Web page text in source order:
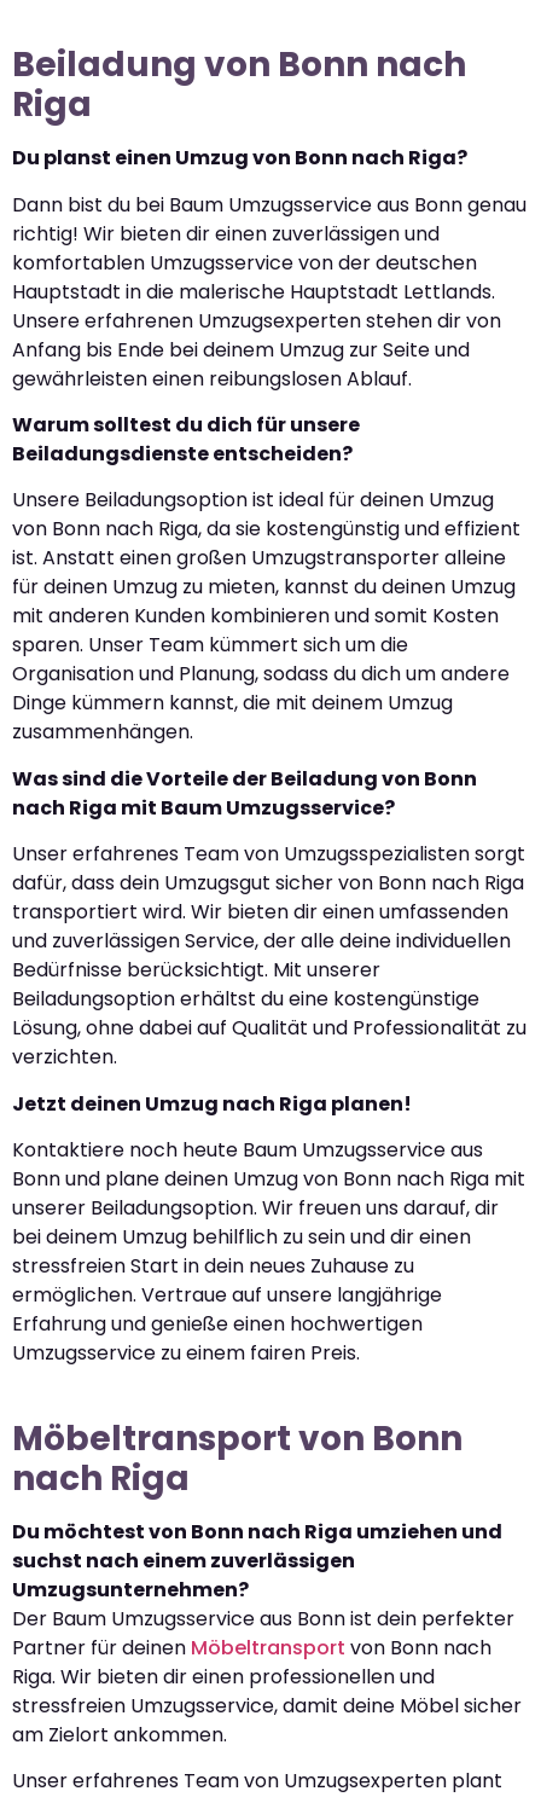
Beiladung von Bonn nach
Riga
Du planst einen Umzug von Bonn nach Riga?
Dann bist du bei Baum Umzugsservice aus Bonn genau
richtig! Wir bieten dir einen zuverlässigen und
komfortablen Umzugsservice von der deutschen
Hauptstadt in die malerische Hauptstadt Lettlands.
Unsere erfahrenen Umzugsexperten stehen dir von
Anfang bis Ende bei deinem Umzug zur Seite und
gewährleisten einen reibungslosen Ablauf.
Warum solltest du dich für unsere
Beiladungsdienste entscheiden?
Unsere Beiladungsoption ist ideal für deinen Umzug
von Bonn nach Riga, da sie kostengünstig und effizient
ist. Anstatt einen großen Umzugstransporter alleine
für deinen Umzug zu mieten, kannst du deinen Umzug
mit anderen Kunden kombinieren und somit Kosten
sparen. Unser Team kümmert sich um die
Organisation und Planung, sodass du dich um andere
Dinge kümmern kannst, die mit deinem Umzug
zusammenhängen.
Was sind die Vorteile der Beiladung von Bonn
nach Riga mit Baum Umzugsservice?
Unser erfahrenes Team von Umzugsspezialisten sorgt
dafür, dass dein Umzugsgut sicher von Bonn nach Riga
transportiert wird. Wir bieten dir einen umfassenden
und zuverlässigen Service, der alle deine individuellen
Bedürfnisse berücksichtigt. Mit unserer
Beiladungsoption erhältst du eine kostengünstige
Lösung, ohne dabei auf Qualität und Professionalität zu
verzichten.
Jetzt deinen Umzug nach Riga planen!
Kontaktiere noch heute Baum Umzugsservice aus
Bonn und plane deinen Umzug von Bonn nach Riga mit
unserer Beiladungsoption. Wir freuen uns darauf, dir
bei deinem Umzug behilflich zu sein und dir einen
stressfreien Start in dein neues Zuhause zu
ermöglichen. Vertraue auf unsere langjährige
Erfahrung und genieße einen hochwertigen
Umzugsservice zu einem fairen Preis.
Möbeltransport von Bonn
nach Riga
Du möchtest von Bonn nach Riga umziehen und
suchst nach einem zuverlässigen
Umzugsunternehmen?
Der Baum Umzugsservice aus Bonn ist dein perfekter
Partner für deinen Möbeltransport von Bonn nach
Riga. Wir bieten dir einen professionellen und
stressfreien Umzugsservice, damit deine Möbel sicher
am Zielort ankommen.
Unser erfahrenes Team von Umzugsexperten plant